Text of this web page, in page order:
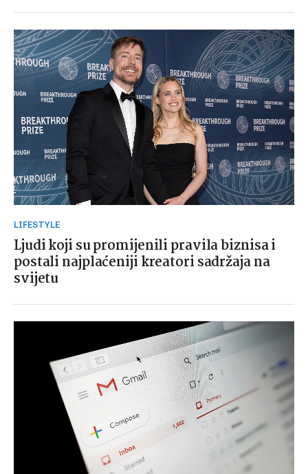
LIFESTYLE
Ljudi koji su promijenili pravila biznisa i
postali najplaćeniji kreatori sadržaja na
svijetu